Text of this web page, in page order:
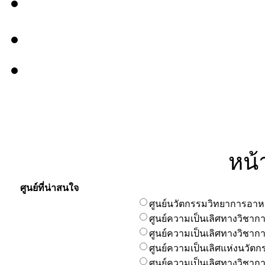
หน้
ศูนย์ที่น่าสนใจ
ศูนย์นวัตกรรมวิทยาการอา
ศูนย์ความเป็นเลิศทางวิชาก
ศูนย์ความเป็นเลิศทางวิชา
ศูนย์ความเป็นเลิศแห่งนวัตก
ศูนย์ความเป็นเลิศทางวิชาก